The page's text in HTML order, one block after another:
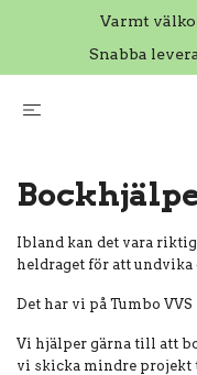
Varmt
Snabba
Ibland kan det vara
heldraget för att
Det har vi på Tumbo
Vi hjälper gärna till att
vi skicka mindre projekt